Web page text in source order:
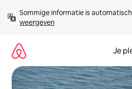
direct
naar
Sommige informatie is
weergeven
Je